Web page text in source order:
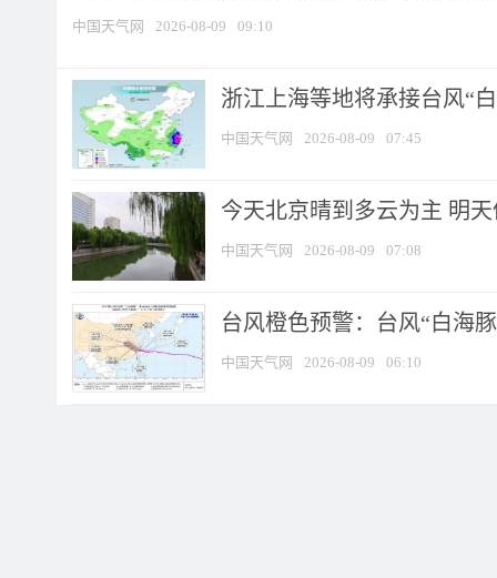
中国天气网 2026-08-09 09:10
浙江上海等地将承接台风“
中国天气网 2026-08-09 07:45
今天北京晴到多云为主 明
中国天气网 2026-08-09 07:08
台风橙色预警：台风“白海
中国天气网 2026-08-09 06:10